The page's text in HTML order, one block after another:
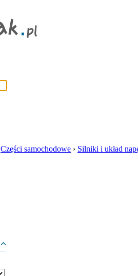
Części samochodowe › Silniki i układ